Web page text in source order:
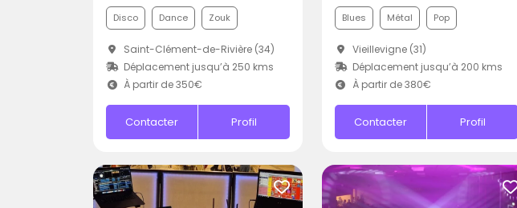
Disco Dance Zouk
Saint-Clément-de-Rivière (34)
Déplacement jusqu’à 250 kms
À partir de 350€
Contacter Profil
Blues Métal Pop
Vieillevigne (31)
Déplacement jusqu’à 200 kms
À partir de 380€
Contacter Profil